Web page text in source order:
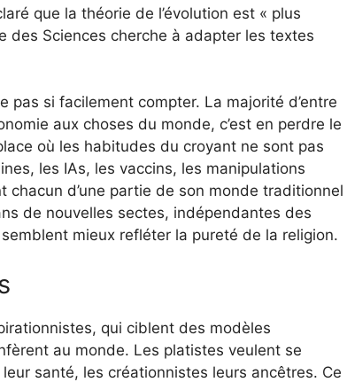
que la théorie de l’évolution est « plus
des Sciences cherche à adapter les textes
pas si facilement compter. La majorité d’entre
aux choses du monde, c’est en perdre le
où les habitudes du croyant ne sont pas
les IAs, les vaccins, les manipulations
chacun d’une partie de son monde traditionnel
de nouvelles sectes, indépendantes des
mieux refléter la pureté de la religion.
qui ciblent des modèles
au monde. Les platistes veulent se
santé, les créationnistes leurs ancêtres. Ce